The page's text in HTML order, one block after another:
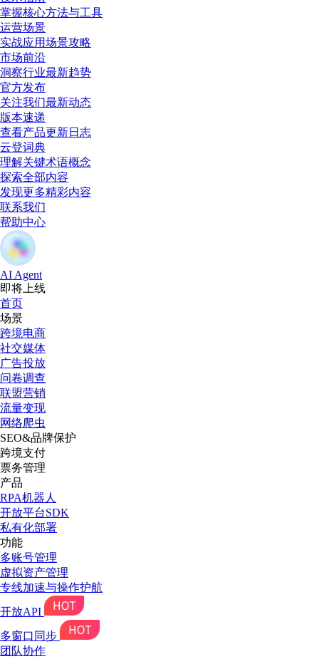
掌握核心方法与工具
运营场景
实战应用场景攻略
市场前沿
洞察行业最新趋势
官方发布
关注我们最新动态
版本速递
查看产品更新日志
云登词典
理解关键术语概念
探索全部内容
发现更多精彩内容
联系我们
帮助中心
AI Agent
即将上线
首页
场景
跨境电商
社交媒体
广告投放
问卷调查
联盟营销
流量变现
网络爬虫
SEO&品牌保护
跨境支付
票务管理
产品
RPA机器人
开放平台SDK
私有化部署
功能
多账号管理
虚拟资产管理
专线加速与操作护航
开放API
多窗口同步
团队协作